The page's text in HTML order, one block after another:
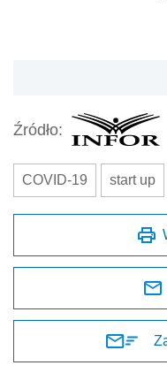
Źródło:
COVID-19 start up